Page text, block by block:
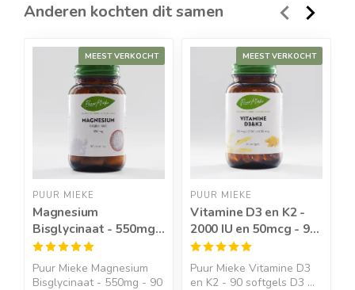
Anderen kochten dit samen
MEEST VERKOCHT
PUUR MIEKE
Magnesium
Bisglycinaat - 550mg -
90 caps
Puur Mieke Magnesium
Bisglycinaat - 550mg - 90
MEEST VERKOCHT
PUUR MIEKE
Vitamine D3 en K2 -
2000 IU en 50mcg - 90
softgels
Puur Mieke Vitamine D3
en K2 - 90 softgels D3 ...